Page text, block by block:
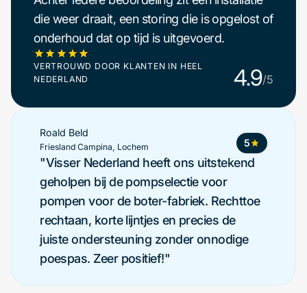
die weer draait, een storing die is opgelost of
onderhoud dat op tijd is uitgevoerd.
VERTROUWD DOOR KLANTEN IN HEEL
NEDERLAND
4.9/5
Bas Voss
Maintenance Teamleider Avebe 5
"Visser Nederland is geen
dozerschuiver, maar een partner die
weet waar ze over praten. Als we iets
nodig hebben, kunnen we op hen
rekenen. En dat betekent veel voor ons!"